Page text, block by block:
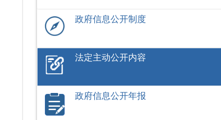
政府信息公开制度
法定主动公开内容
政府信息公开年报